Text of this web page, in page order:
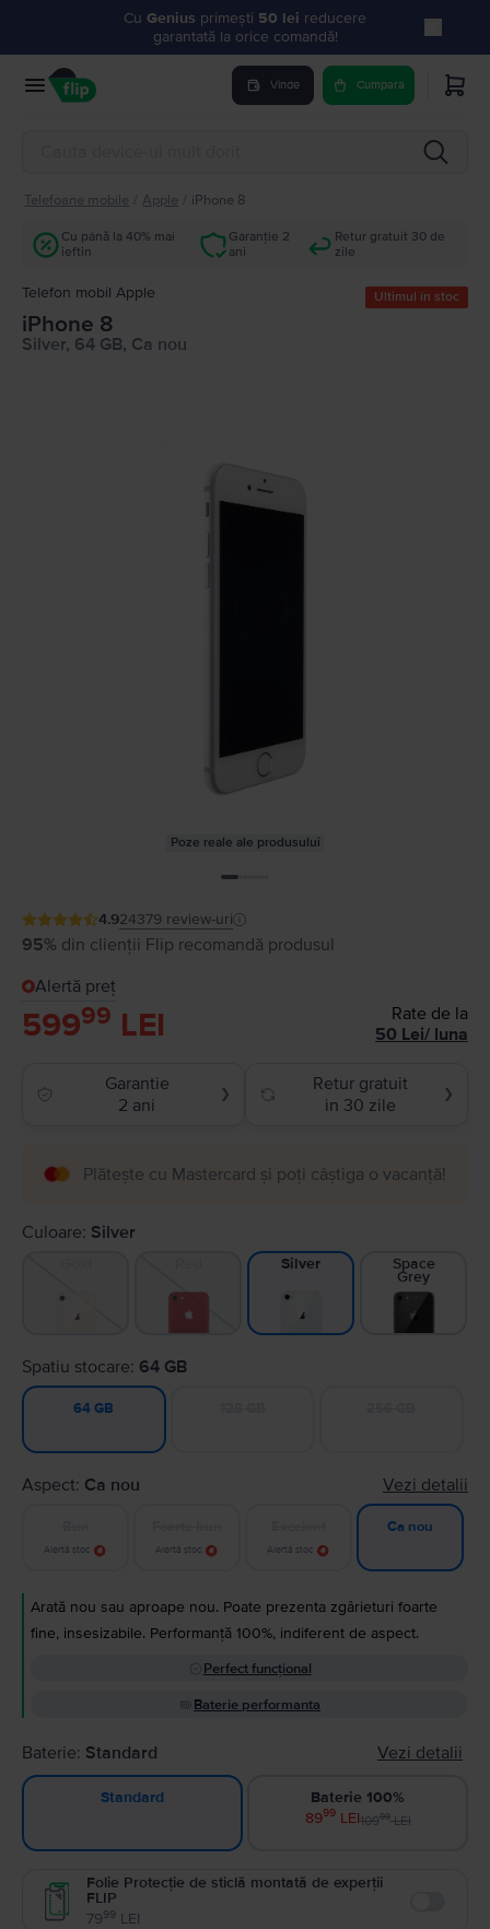
Cu Genius primești 50 lei reducere
garantată la orice comandă!
Vinde Cumpara
Telefoane mobile Apple iPhone 8
Cu până la 40% mai
ieftin
Garanție 2
ani
Retur gratuit 30 de
zile
Telefon mobil Apple Ultimul în stoc
iPhone 8
Silver, 64 GB, Ca nou
Poze reale ale produsului
4.924379 review-uri
95% din clienții Flip recomandă produsul
Alertă preț
59999 LEI
Rate de la
50 Lei/ luna
Garantie
2 ani
❯
Retur gratuit
in 30 zile
❯
Plătește cu Mastercard și poți câștiga o vacanță!
Culoare: Silver
Silver Space
Grey
Spatiu stocare: 64 GB
64 GB
Aspect: Ca nou Vezi detalii
Alertă stoc Alertă stoc Alertă stoc
Ca nou
Arată nou sau aproape nou. Poate prezenta zgârieturi foarte
fine, insesizabile. Performanță 100%, indiferent de aspect.
Perfect funcțional
Baterie performanta
Baterie: Standard Vezi detalii
Standard
Baterie 100%
8999LEI10999LEI
Folie Protecție de sticlă montată de experții
FLIP
7999 LEI